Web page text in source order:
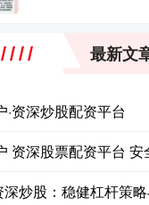
最新文
·资深炒股配资平台
资深股票配资平台 安
深炒股：稳健杠杆策